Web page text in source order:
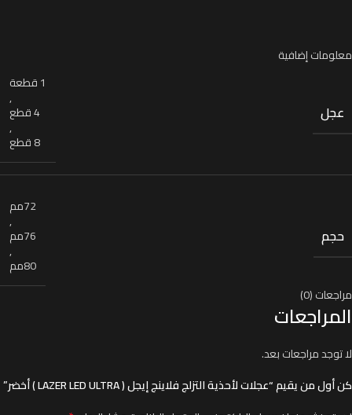
معلومات إضافية
عجل
1 قطعة
,
4 قطع
,
8 قطع
حجم
72مم
,
76مم
,
80مم
مراجعات (0)
المراجعات
لا توجد مراجعات بعد.
كن أول من يقيم “عجلات لأحذية التزلج فلاينج إيجل ( LAZER LED ULTRA ) أخضر”